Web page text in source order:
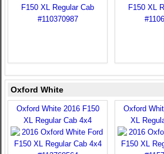
Oxford White
Oxford White 2016 F150
XL Regular Cab 4x4
Oxford
XL